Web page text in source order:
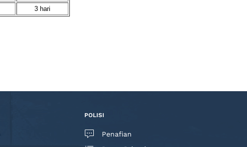
3 hari
POLISI
Penafian